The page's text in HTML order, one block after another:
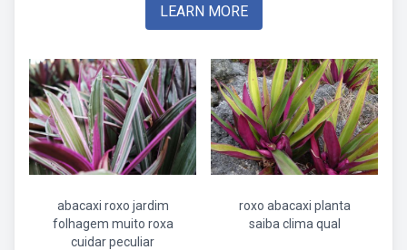
LEARN MORE
abacaxi roxo jardim
folhagem muito roxa
cuidar peculiar
roxo abacaxi planta
saiba clima qual